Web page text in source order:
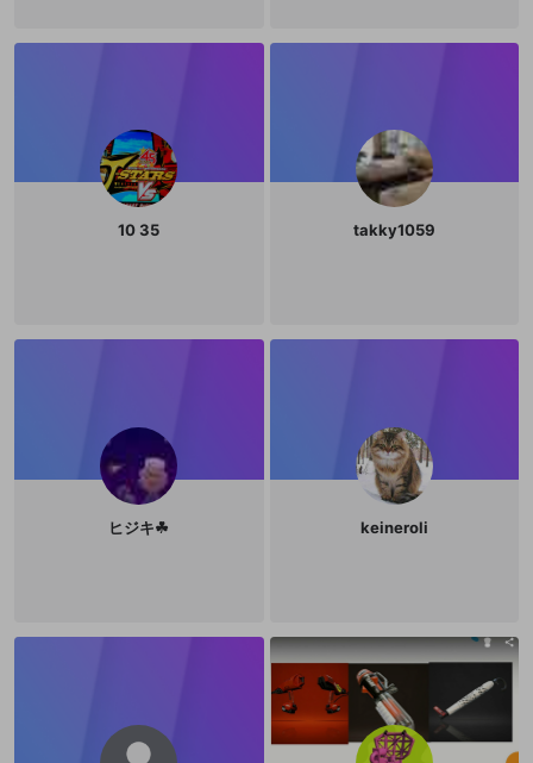
10 35 takky1059
ヒジキ☘ keineroli